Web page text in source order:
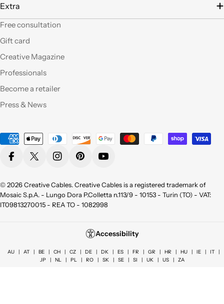
pienamente
soddisfatta sia per la
qualità appunto ma
Consigliatissimo !
Grazie!
al cliente, cordiali e
veloci. Ottimo
prodotti.👍👍👍
Extra
Free consultation
Gift card
Creative Magazine
Professionals
Become a retailer
Press & News
Payment
methods
FacebookX (Twitter)InstagramPinterestYouTube
© 2026Creative Cables. Creative Cables is a registered trademark of
Mosaic S.p.A. - Lungo Dora P.Colletta n.113/9 - 10153 - Turin (TO) - VAT:
IT09813270015 - REA TO - 1082998
Accessibility
AU | AT | BE | CH | CZ | DE | DK | ES | FR | GR | HR | HU | IE | IT
|
JP
| NL | PL | RO | SK | SE | SI | UK | US | ZA